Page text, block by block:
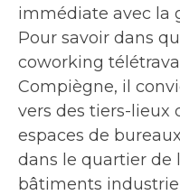
immédiate avec la
Pour savoir dans
coworking
Compiègne, il
vers des tiers-lieux
espaces de
dans le quartier de
bâtiments